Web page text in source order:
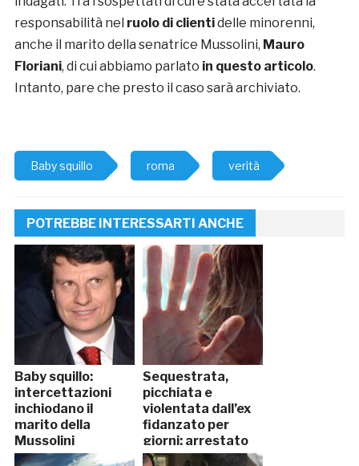
responsabilità nel ruolo di clientidelle minorenni,
anche il marito della senatrice Mussolini, Mauro
Floriani, di cui abbiamo parlato in questo articolo.
Intanto, pare che presto il caso sarà archiviato.
Baby squillo roma verità
POTREBBE INTERESSARTI ANCHE
Baby squillo:
intercettazioni
inchiodano il
marito della
Mussolini
Sequestrata,
picchiata e
violentata dall’ex
fidanzato per
giorni: arrestato